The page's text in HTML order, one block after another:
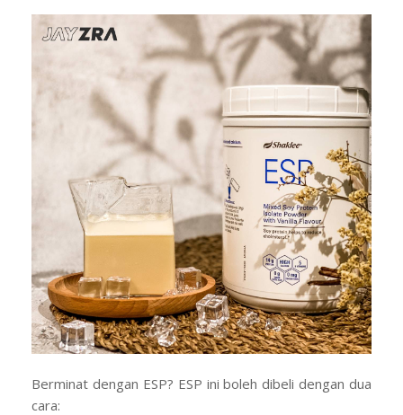
Berminat dengan ESP? ESP ini boleh dibeli dengan dua
cara: